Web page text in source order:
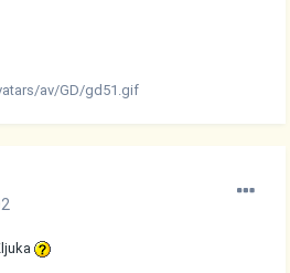
av/GD/gd51.gif